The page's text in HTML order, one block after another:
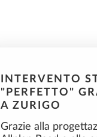
INTERVENTO
"PERFETTO"
A ZURIGO
Grazie alla